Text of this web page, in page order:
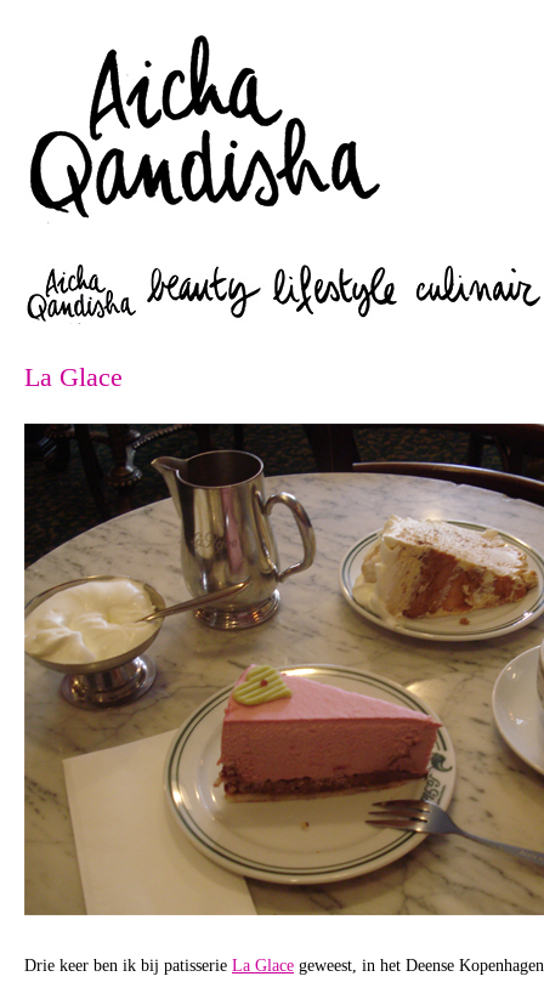
La Glace
Drie keer ben ik bij patisserie La Glace geweest, in het Deense